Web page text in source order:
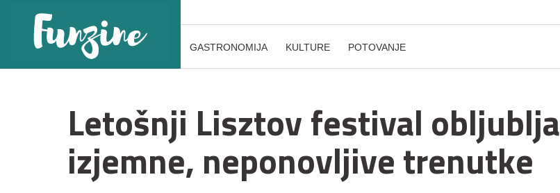
GASTRONOMIJA KULTURE POTOVANJE
Letošnji Lisztov festival obljublja
izjemne, neponovljive trenutke